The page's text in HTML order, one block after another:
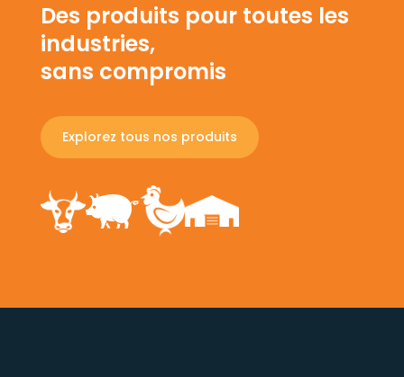
Des produits pour toutes les
industries,
sans compromis
Explorez tous nos produits